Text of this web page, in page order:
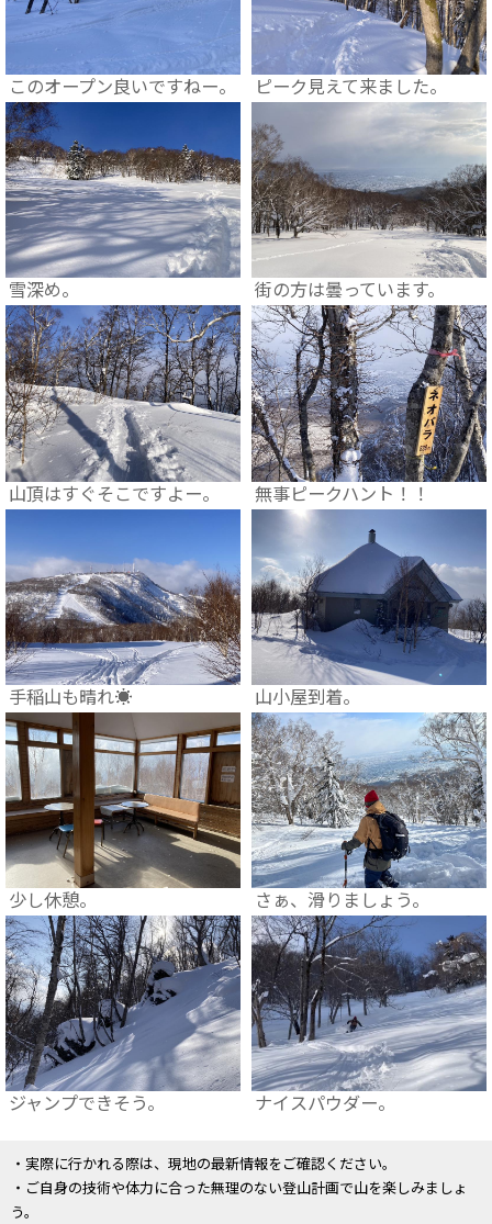
このオープン良いですねー。 ピーク見えて来ました。
雪深め。 街の方は曇っています。
山頂はすぐそこですよー。 無事ピークハント！！
手稲山も晴れ☀ 山小屋到着。
少し休憩。 さぁ、滑りましょう。
ジャンプできそう。 ナイスパウダー。
・実際に行かれる際は、現地の最新情報をご確認ください。
・ご自身の技術や体力に合った無理のない登山計画で山を楽しみましょ
う。